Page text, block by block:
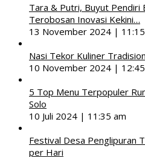
Tara & Putri, Buyut Pendiri
Terobosan Inovasi Kekini…
13 November 2024 |
Nasi Tekor Kuliner
10 November 2024 |
5 Top Menu Terpopuler
Solo
10 Juli 2024 | 11:35 am
Festival Desa Penglipuran
per Hari